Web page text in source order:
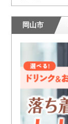
岡山市